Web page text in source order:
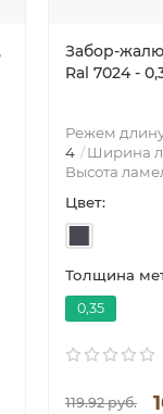
Забор-
Ral 7024 -
Режем
4
Ширина
Высота
Цвет:
Толщина
0,35
119.92 руб.